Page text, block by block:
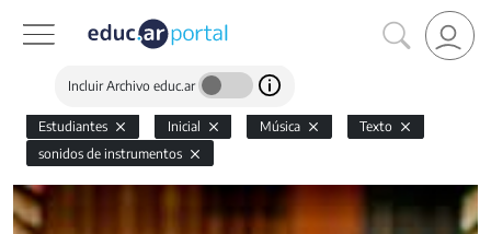
Incluir Archivo educ.ar
Estudiantes Inicial Música
Texto
sonidos de instrumentos